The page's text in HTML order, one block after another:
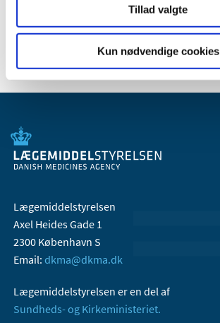
Tillad valgte
Kun nødvendige cookies
2005 (2)
Lægemiddelstyrelsen
Axel Heides Gade 1
2300 København S
Email: dkma@dkma.dk
Lægemiddelstyrelsen er en del af
Sundheds- og Kirkeministeriet.